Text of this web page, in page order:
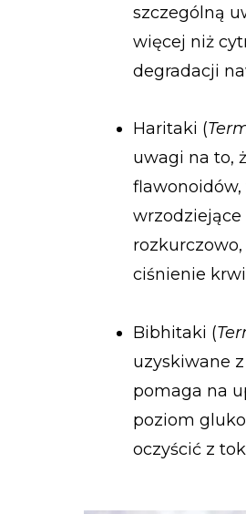
szczególną
więcej niż
degradacji
Haritaki (
uwagi na to,
wrzodziejące
ciśnienie
Bibhitaki (
uzyskiwane
pomaga na
poziom
oczyścić z